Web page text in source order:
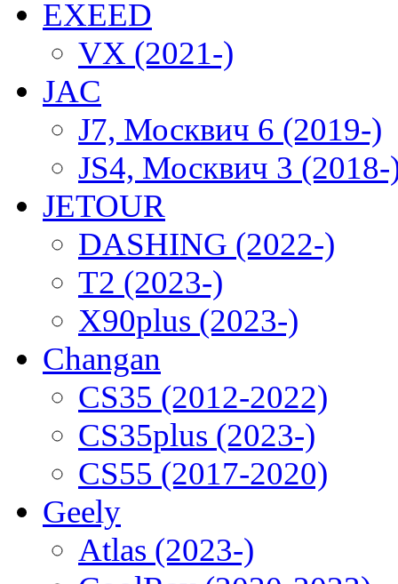
EXEED
VX (2021-)
JAC
J7, Москвич 6 (2019-)
JS4, Москвич 3 (2018-
JETOUR
DASHING (2022-)
T2 (2023-)
X90plus (2023-)
Changan
CS35 (2012-2022)
CS35plus (2023-)
CS55 (2017-2020)
Geely
Atlas (2023-)